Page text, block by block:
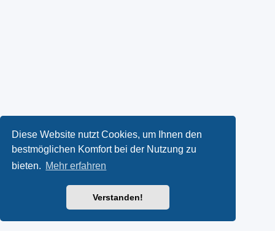
Diese Website nutzt Cookies, um Ihnen den
bestmöglichen Komfort bei der Nutzung zu
bieten. Mehr erfahren
Verstanden!